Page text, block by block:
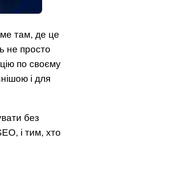
там, де це
не просто
по своєму
і для
без
і тим, хто